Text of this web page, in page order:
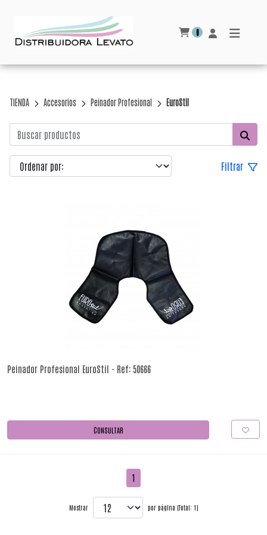
0
TIENDA Accesorios Peinador Profesional EuroStil
Filtrar
Peinador Profesional EuroStil - Ref: 50666
CONSULTAR
1
Mostrar por página (Total: 1)